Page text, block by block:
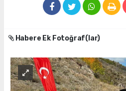
Habere Ek Fotoğraf(lar)